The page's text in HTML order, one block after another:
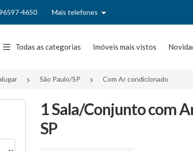
4650 Mais telefones
Todas as categorias Imóveis mais vistos
São Paulo/SP Com Ar condicionado
1 Sala/Conjunto com
SP